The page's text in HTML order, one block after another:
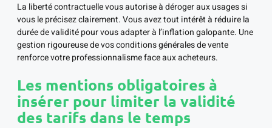
La liberté contractuelle vous autorise à déroger aux usages si
vous le précisez clairement. Vous avez tout intérêt à réduire la
durée de validité pour vous adapter à l’inflation galopante. Une
gestion rigoureuse de vos conditions générales de vente
renforce votre professionnalisme face aux acheteurs.
Les mentions obligatoires à
insérer pour limiter la validité
des tarifs dans le temps